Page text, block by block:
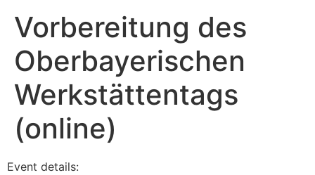
Vorbereitung des
Oberbayerischen
Werkstättentags
(online)
Event details: